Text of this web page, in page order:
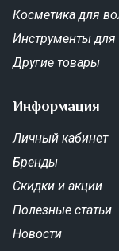
Косметика для
Инструменты
Другие товары
Информация
Личный кабинет
Бренды
Скидки и акции
Полезные статьи
Новости